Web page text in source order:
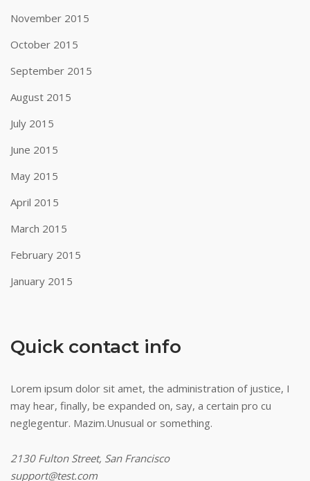
November 2015
October 2015
September 2015
August 2015
July 2015
June 2015
May 2015
April 2015
March 2015
February 2015
January 2015
Quick contact info
Lorem ipsum dolor sit amet, the administration of justice, I
may hear, finally, be expanded on, say, a certain pro cu
neglegentur. Mazim.Unusual or something.
2130 Fulton Street, San Francisco
support@test.com